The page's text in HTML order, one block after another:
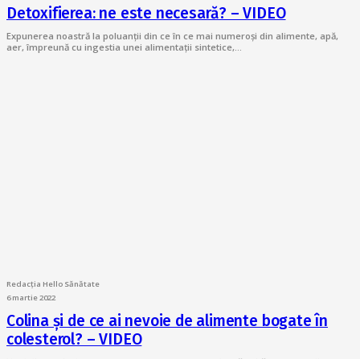
Detoxifierea: ne este necesară? – VIDEO
Expunerea noastră la poluanții din ce în ce mai numeroși din alimente, apă,
aer, împreună cu ingestia unei alimentații sintetice,…
Redacția Hello Sănătate
6 martie 2022
Colina și de ce ai nevoie de alimente bogate în
colesterol? – VIDEO